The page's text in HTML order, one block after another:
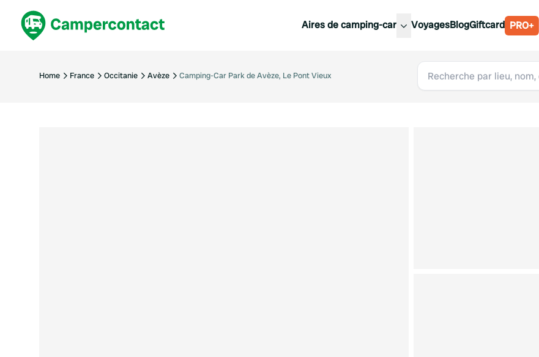
Aires de camping-car
France
France
Belgique
Slovénie
VoyagesBlogGiftcard PRO+
Home France Occitanie Avèze Camping-Car Park de Avèze, Le Pont Vieux